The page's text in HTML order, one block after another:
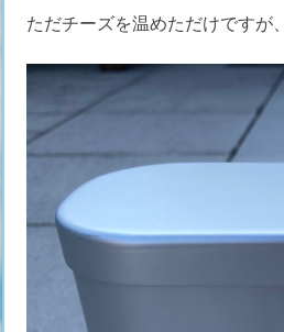
ただチーズを温めただけですが